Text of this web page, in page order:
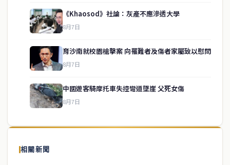
《Khaosod》社論：灰產不應滲透大學
8月7日
育沙南就校園槍擊案 向罹難者及傷者家屬致以慰問
8月7日
中國遊客騎摩托車失控彎道墜崖 父死女傷
8月7日
相關新聞
關於我們
泰國中文新聞（TCN）是一家總部設於曼谷的中文新聞媒體，致力於
供即時、客觀、多元的中文新聞內容。
service@thaichinesenews.com